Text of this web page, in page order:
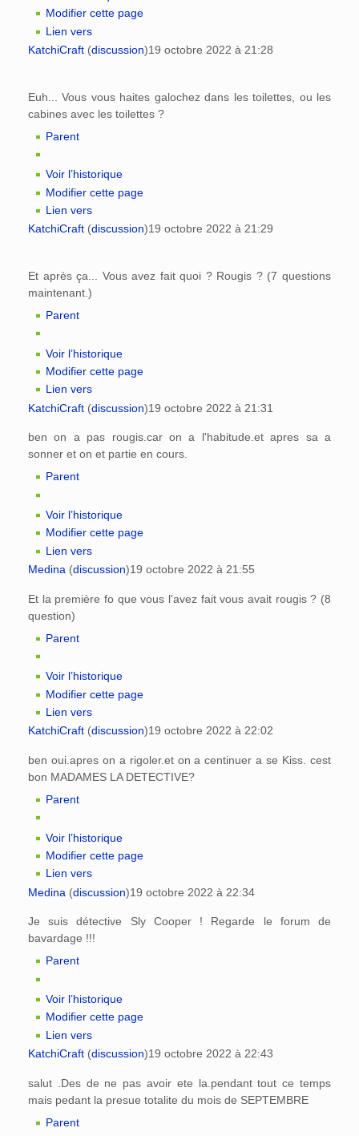
Modifier cette page
Lien vers
KatchiCraft (discussion)19 octobre 2022 à 21:28
Euh... Vous vous haites galochez dans les toilettes, ou les
cabines avec les toilettes ?
Parent
Voir l’historique
Modifier cette page
Lien vers
KatchiCraft (discussion)19 octobre 2022 à 21:29
Et après ça... Vous avez fait quoi ? Rougis ? (7 questions
maintenant.)
Parent
Voir l’historique
Modifier cette page
Lien vers
KatchiCraft (discussion)19 octobre 2022 à 21:31
ben on a pas rougis.car on a l'habitude.et apres sa a
sonner et on et partie en cours.
Parent
Voir l’historique
Modifier cette page
Lien vers
Medina (discussion)19 octobre 2022 à 21:55
Et la première fo que vous l'avez fait vous avait rougis ? (8
question)
Parent
Voir l’historique
Modifier cette page
Lien vers
KatchiCraft (discussion)19 octobre 2022 à 22:02
ben oui.apres on a rigoler.et on a centinuer a se Kiss. cest
bon MADAMES LA DETECTIVE?
Parent
Voir l’historique
Modifier cette page
Lien vers
Medina (discussion)19 octobre 2022 à 22:34
Je suis détective Sly Cooper ! Regarde le forum de
bavardage !!!
Parent
Voir l’historique
Modifier cette page
Lien vers
KatchiCraft (discussion)19 octobre 2022 à 22:43
salut .Des de ne pas avoir ete la.pendant tout ce temps
mais pedant la presue totalite du mois de SEPTEMBRE
Parent